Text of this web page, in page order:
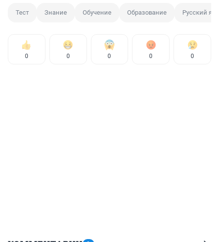
Тест Знание Обучение Образование Русский
0 0 0 0 0